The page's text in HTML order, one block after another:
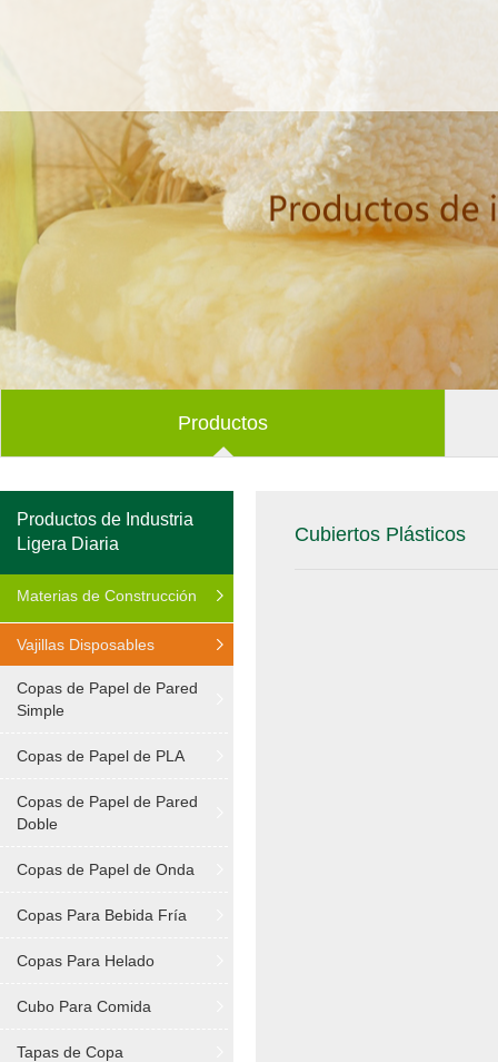
Productos
Productos de Industria
Ligera Diaria
Materias de Construcción
Vajillas Disposables
Copas de Papel de Pared
Simple
Copas de Papel de PLA
Copas de Papel de Pared
Doble
Copas de Papel de Onda
Copas Para Bebida Fría
Copas Para Helado
Cubo Para Comida
Tapas de Copa
Cubiertos Plásticos